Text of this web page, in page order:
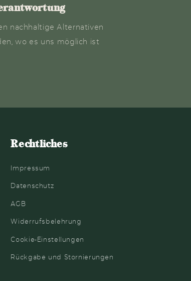
nachhaltige Alternativen
wo es uns möglich ist
Rechtliches
Impressum
Datenschutz
AGB
Widerrufsbelehrung
Cookie-Einstellungen
Rückgabe und Stornierungen